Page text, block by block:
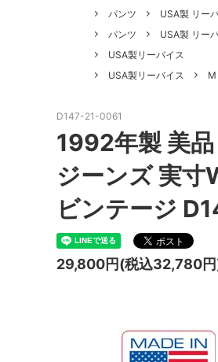
パンツ
USA製 リー
パンツ
USA製 リー
USA製リーバイス
USA製リーバイス
M
D147-21-0061
1992年製 美
ジーンズ 実
ビンテージ
29,800円(税込32,780